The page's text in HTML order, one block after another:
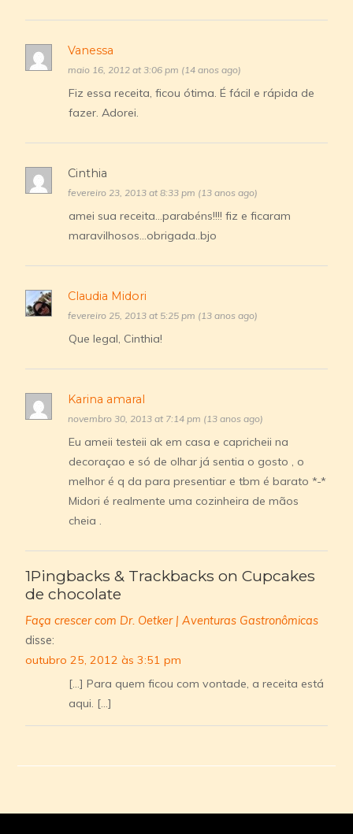
Vanessa
maio 16, 2012 at 3:06 pm (14 anos ago)
Fiz essa receita, ficou ótima. É fácil e rápida de
fazer. Adorei.
Cinthia
fevereiro 23, 2013 at 8:33 pm (13 anos ago)
amei sua receita…parabéns!!!! fiz e ficaram
maravilhosos…obrigada..bjo
Claudia Midori
fevereiro 25, 2013 at 5:25 pm (13 anos ago)
Que legal, Cinthia!
Karina amaral
novembro 30, 2013 at 7:14 pm (13 anos ago)
Eu ameii testeii ak em casa e capricheii na
decoraçao e só de olhar já sentia o gosto , o
melhor é q da para presentiar e tbm é barato *-*
Midori é realmente uma cozinheira de mãos
cheia .
1Pingbacks & Trackbacks on Cupcakes
de chocolate
Faça crescer com Dr. Oetker | Aventuras Gastronômicas
disse:
outubro 25, 2012 às 3:51 pm
[…] Para quem ficou com vontade, a receita está
aqui. […]